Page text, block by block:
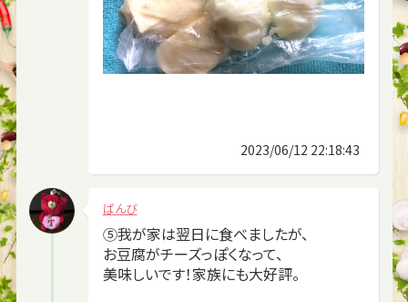
2023/06/12 22:18:43
ばんび
⑤我が家は翌日に食べましたが、
お豆腐がチーズっぽくなって、
美味しいです！家族にも大好評。